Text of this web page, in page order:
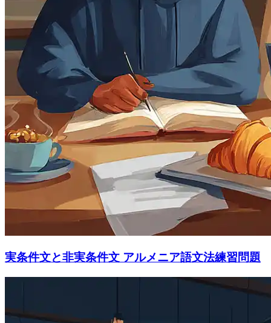
実条件文と非実条件文 アルメニア語文法練習問題